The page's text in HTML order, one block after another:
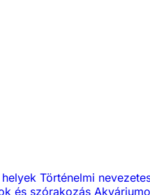
Történelmi
és szórakozás